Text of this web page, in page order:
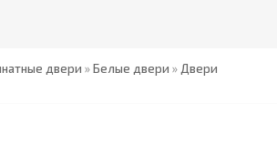
двери »Белые двери » Двери